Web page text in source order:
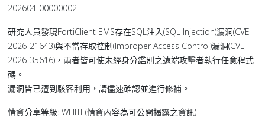
202604-00000002
研究人員發現FortiClient EMS存在SQL注入(SQL Injection)漏洞(CVE-
2026-21643)與不當存取控制(Improper Access Control)漏洞(CVE-
2026-35616)，兩者皆可使未經身分鑑別之遠端攻擊者執行任意程式
碼。
漏洞皆已遭到駭客利用，請儘速確認並進行修補。
情資分享等級: WHITE(情資內容為可公開揭露之資訊)